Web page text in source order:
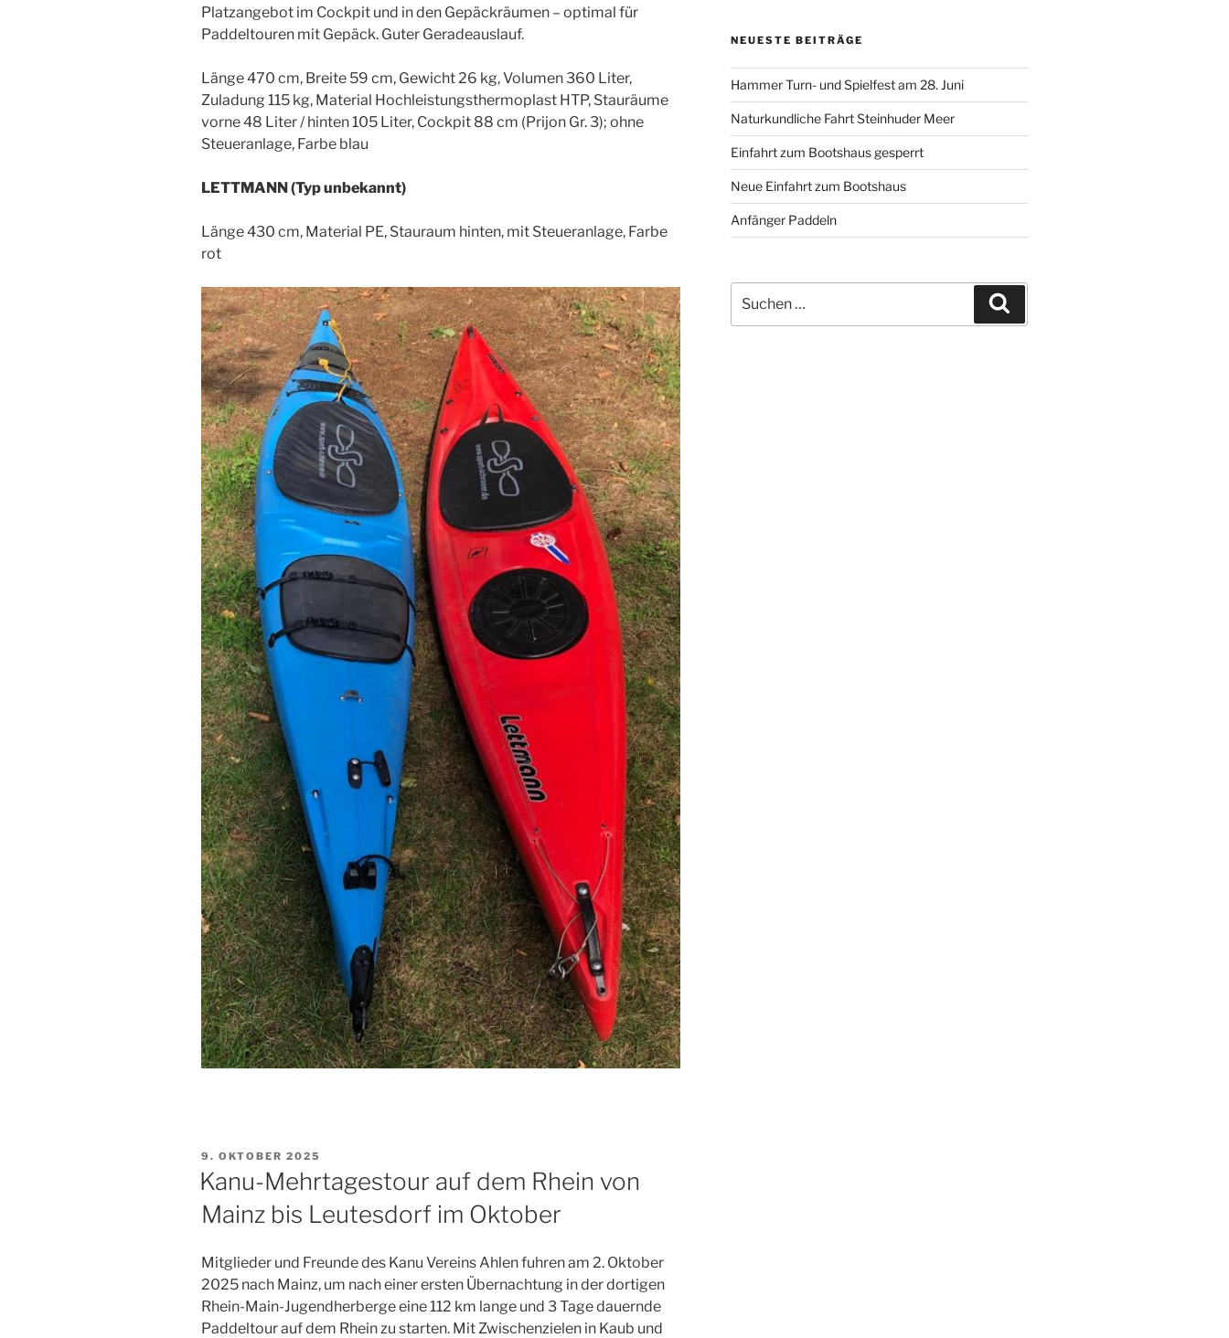
Platzangebot im Cockpit und in den Gepäckräumen – optimal für
Paddeltouren mit Gepäck. Guter Geradeauslauf.
Länge 470 cm, Breite 59 cm, Gewicht 26 kg, Volumen 360 Liter,
Zuladung 115 kg, Material Hochleistungsthermoplast HTP, Stauräume
vorne 48 Liter / hinten 105 Liter, Cockpit 88 cm (Prijon Gr. 3); ohne
Steueranlage, Farbe blau
LETTMANN (Typ unbekannt)
Länge 430 cm, Material PE, Stauraum hinten, mit Steueranlage, Farbe
rot
VERÖFFENTLICHT
AM
9. OKTOBER 2025
Kanu-Mehrtagestour auf dem Rhein von
Mainz bis Leutesdorf im Oktober
Mitglieder und Freunde des Kanu Vereins Ahlen fuhren am 2. Oktober
2025 nach Mainz, um nach einer ersten Übernachtung in der dortigen
Rhein-Main-Jugendherberge eine 112 km lange und 3 Tage dauernde
Paddeltour auf dem Rhein zu starten. Mit Zwischenzielen in Kaub und
NEUESTE BEITRÄGE
Hammer Turn- und Spielfest am 28. Juni
Naturkundliche Fahrt Steinhuder Meer
Einfahrt zum Bootshaus gesperrt
Neue Einfahrt zum Bootshaus
Anfänger Paddeln
nach: